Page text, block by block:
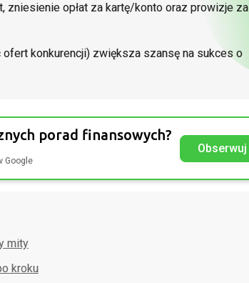
zniesienie opłat za kartę/konto oraz prowizje za
konkurencji) zwiększa szansę na sukces o
porad finansowych?
Google
Obserwuj
mity
kroku